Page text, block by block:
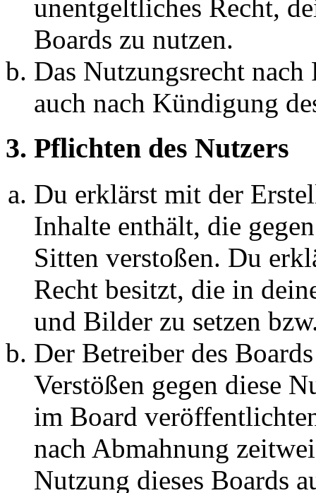
unentgeltliches Recht,
Boards zu nutzen.
Das Nutzungsrecht
auch nach Kündigung
3. Pflichten des Nutzers
Du erklärst mit der
Inhalte enthält, die
Sitten verstoßen. Du
Recht besitzt, die in
und Bilder zu setzen
Der Betreiber des
Verstößen gegen diese
im Board
nach Abmahnung
Nutzung dieses Boards